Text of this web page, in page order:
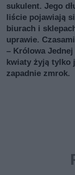
sukulent. Jego
liście pojawiają
biurach i
uprawie.
– Królowa
kwiaty żyją tylko
zapadnie zmrok.